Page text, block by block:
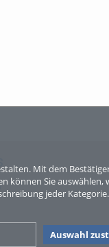
Mit dem
Sie auswählen,
jeder
Auswahl